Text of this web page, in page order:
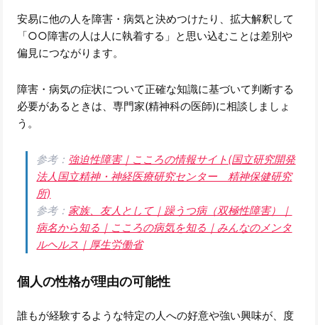
安易に他の人を障害・病気と決めつけたり、拡大解釈して
「○○障害の人は人に執着する」と思い込むことは差別や
偏見につながります。
障害・病気の症状について正確な知識に基づいて判断する
必要があるときは、専門家(精神科の医師)に相談しましょ
う。
参考： 強迫性障害｜こころの情報サイト(国立研究開発
法人国立精神・神経医療研究センター 精神保健研究
所)
参考： 家族、友人として｜躁うつ病（双極性障害）｜
病名から知る｜こころの病気を知る｜みんなのメンタ
ルヘルス｜厚生労働省
個人の性格が理由の可能性
誰もが経験するような特定の人への好意や強い興味が、度